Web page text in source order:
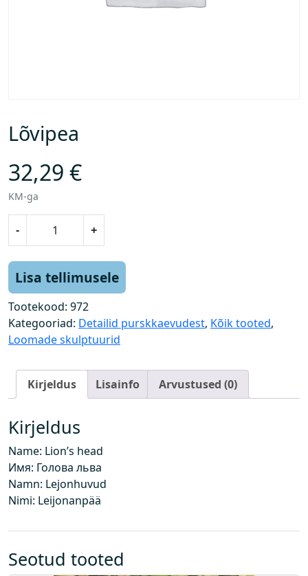
Lõvipea
32,29 €
KM-ga
-
p
e
a
k
s
+
Lisa tellimusele
Tootekood: 972
Kategooriad: Detailid purskkaevudest, Kõik tooted,
Loomade skulptuurid
Kirjeldus Lisainfo Arvustused (0)
Kirjeldus
Name: Lion’s head
Имя: Голова льва
Namn: Lejonhuvud
Nimi: Leijonanpää
Seotud tooted